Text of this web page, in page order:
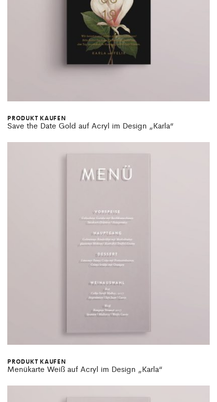
PRODUKT KAUFEN
Save the Date Gold auf Acryl im Design „Karla“
PRODUKT KAUFEN
Menükarte Weiß auf Acryl im Design „Karla“